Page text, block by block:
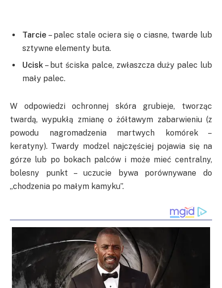
Tarcie – palec stale ociera się o ciasne, twarde lub
sztywne elementy buta.
Ucisk – but ściska palce, zwłaszcza duży palec lub
mały palec.
W odpowiedzi ochronnej skóra grubieje, tworząc
twardą, wypukłą zmianę o żółtawym zabarwieniu (z
powodu nagromadzenia martwych komórek –
keratyny). Twardy modzel najczęściej pojawia się na
górze lub po bokach palców i może mieć centralny,
bolesny punkt – uczucie bywa porównywane do
„chodzenia po małym kamyku”.